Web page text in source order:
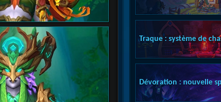
Traque : système de
Dévoration : nouvelle